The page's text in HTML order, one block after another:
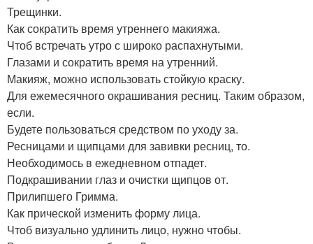
Трещинки.
Как сократить время утреннего макияжа.
Чтоб встречать утро с широко распахнутыми.
Глазами и сократить время на утренний.
Макияж, можно использовать стойкую краску.
Для ежемесячного окрашивания ресниц. Таким образом,
если.
Будете пользоваться средством по уходу за.
Ресницами и щипцами для завивки ресниц, то.
Необходимось в ежедневном отпадет.
Подкрашивании глаз и очистки щипцов от.
Прилипшего Гримма.
Как прической изменить форму лица.
Чтоб визуально удлинить лицо, нужно чтобы.